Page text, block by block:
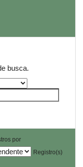
busca.
por
Registro(s)